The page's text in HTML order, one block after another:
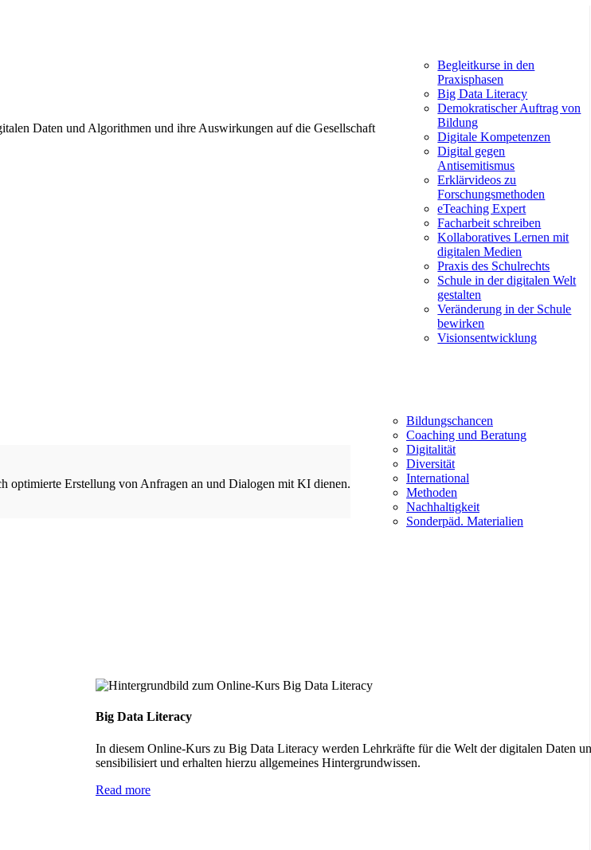
Daten und Algorithmen und ihre Auswirkungen auf die Gesellschaft
Begleitkurse in den
Praxisphasen
Big Data Literacy
Demokratischer Auftrag von
Bildung
Digitale Kompetenzen
Digital gegen
Antisemitismus
Erklärvideos zu
Forschungsmethoden
eTeaching Expert
Facharbeit schreiben
Kollaboratives Lernen mit
digitalen Medien
Praxis des Schulrechts
Schule in der digitalen Welt
gestalten
Veränderung in der Schule
bewirken
Visionsentwicklung
optimierte Erstellung von Anfragen an und Dialogen mit KI dienen.
Bildungschancen
Coaching und Beratung
Digitalität
Diversität
International
Methoden
Nachhaltigkeit
Sonderpäd. Materialien
Big Data Literacy
In diesem Online-Kurs zu Big Data Literacy werden Lehrkräfte für die Welt der digitalen Daten
sensibilisiert und erhalten hierzu allgemeines Hintergrundwissen.
Read more